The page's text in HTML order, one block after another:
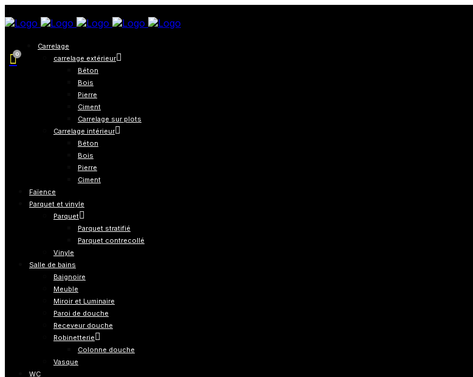
0
Carrelage
carrelage extérieur
Béton
Bois
Pierre
Ciment
Carrelage sur plots
Carrelage intérieur
Béton
Bois
Pierre
Ciment
Faïence
Parquet et vinyle
Parquet
Parquet stratifié
Parquet contrecollé
Vinyle
Salle de bains
Baignoire
Meuble
Miroir et Luminaire
Paroi de douche
Receveur douche
Robinetterie
Colonne douche
Vasque
WC